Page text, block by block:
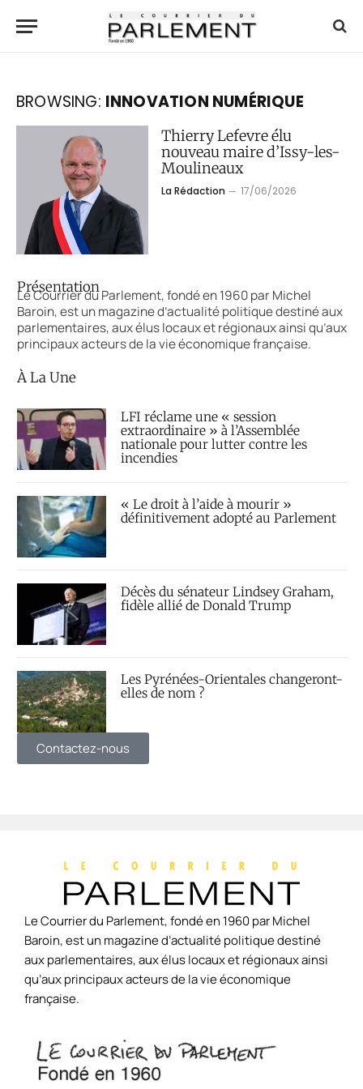
BROWSING: INNOVATION NUMÉRIQUE
Thierry Lefevre élu
nouveau maire d’Issy-les-
Moulineaux
La Rédaction 17/06/2026
Présentation
Le Courrier du Parlement, fondé en 1960 par Michel
Baroin, est un magazine d’actualité politique destiné aux
parlementaires, aux élus locaux et régionaux ainsi qu’aux
principaux acteurs de la vie économique française.
À La Une
LFI réclame une « session
extraordinaire » à l’Assemblée
nationale pour lutter contre les
incendies
« Le droit à l’aide à mourir »
définitivement adopté au Parlement
Décès du sénateur Lindsey Graham,
fidèle allié de Donald Trump
Les Pyrénées-Orientales changeront-
elles de nom ?
Contactez-nous
Le Courrier du Parlement, fondé en 1960 par Michel
Baroin, est un magazine d’actualité politique destiné
aux parlementaires, aux élus locaux et régionaux ainsi
qu’aux principaux acteurs de la vie économique
française.